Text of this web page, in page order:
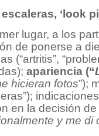
‘look
lugar, a los
de ponerse a
(“artritis”,
apariencia (“
hicieran fotos”);
en la decisión
y me di